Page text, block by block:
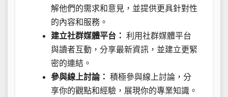
解他們的需求和意見，並提供更具針對性
的內容和服務。
建立社群媒體平台： 利用社群媒體平台
與讀者互動，分享最新資訊，並建立更緊
密的連結。
參與線上討論： 積極參與線上討論，分
享你的觀點和經驗，展現你的專業知識。